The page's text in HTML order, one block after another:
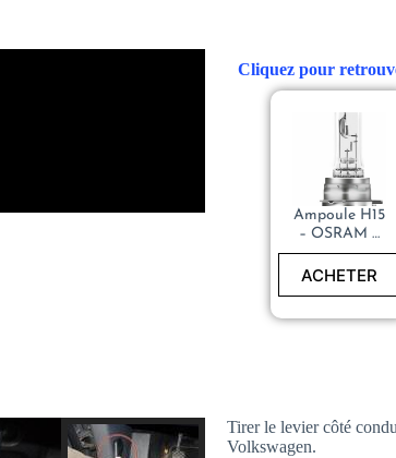
Cliquez pour
Ampoule H15
– OSRAM –
64176
ACHETER
Tirer le levier côté
Volkswagen.